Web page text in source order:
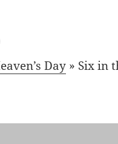
Day » Six in